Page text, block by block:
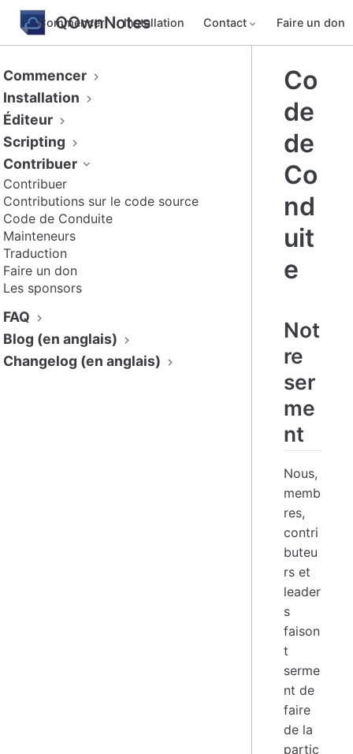
QOwnNotes
Commencer Installation Contact Faire un don
Commencer
Installation
Éditeur
Scripting
Contribuer
Contribuer
Contributions sur le code source
Code de Conduite
Mainteneurs
Traduction
Faire un don
Les sponsors
FAQ
Blog (en anglais)
Changelog (en anglais)
Co
de
de
Co
nd
uit
e
Not
re
ser
me
nt
Nous,
memb
res,
contri
buteu
rs et
leader
s
faison
t
serme
nt de
faire
de la
partic